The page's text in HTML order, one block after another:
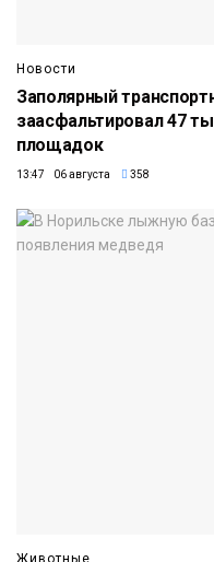
Новости
Заполярный
заасфальтировал 47
площадок
13:47 06 августа 358